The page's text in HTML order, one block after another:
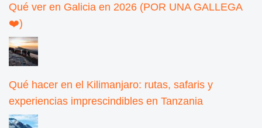
Qué ver en Galicia en 2026 (POR UNA GALLEGA
❤️)
Qué hacer en el Kilimanjaro: rutas, safaris y
experiencias imprescindibles en Tanzania